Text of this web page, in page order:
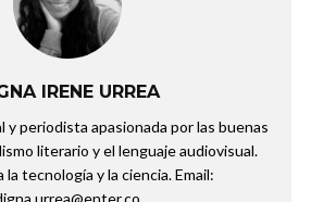
IRENE URREA
y periodista apasionada por las buenas
literario y el lenguaje audiovisual.
la tecnología y la ciencia. Email: